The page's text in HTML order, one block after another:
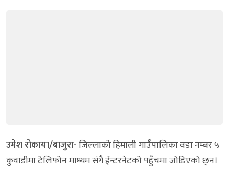
उमेश रोकाया/बाजुरा-जिल्लाको हिमाली गाउँपालिका वडा नम्बर ५
कुवाडीमा टेलिफोन माध्यम संगै ईन्टरनेटको पहुँचमा जोडिएको छ्न।